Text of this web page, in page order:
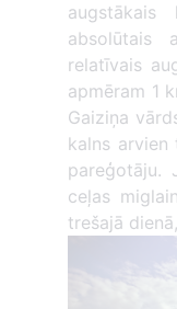
absolūtais
relatīvais
apmēram 1
Gaiziņa
kalns
ceļas
trešajā